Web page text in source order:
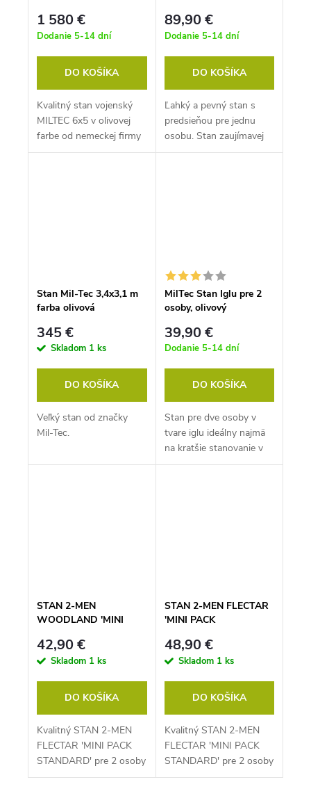
1 580 €
Dodanie 5-14 dní
DO KOŠÍKA
Kvalitný stan vojenský
MILTEC 6x5 v olivovej
farbe od nemeckej firmy
MILTEC.
89,90 €
Dodanie 5-14 dní
DO KOŠÍKA
Ľahký a pevný stan s
predsieňou pre jednu
osobu. Stan zaujímavej
konštrukcie s celkovou
Stan Mil-Tec 3,4x3,1 m
farba olivová
345 €
Skladom 1 ks
DO KOŠÍKA
Veľký stan od značky
Mil-Tec.
MilTec Stan Iglu pre 2
osoby, olivový
39,90 €
Dodanie 5-14 dní
DO KOŠÍKA
Stan pre dve osoby v
tvare iglu ideálny najmä
na kratšie stanovanie v
prírode prípadne na
STAN 2-MEN
WOODLAND ′MINI
42,90 €
Skladom 1 ks
DO KOŠÍKA
Kvalitný STAN 2-MEN
FLECTAR ′MINI PACK
STANDARD′ pre 2 osoby
od nemeckej
STAN 2-MEN FLECTAR
′MINI PACK
48,90 €
Skladom 1 ks
DO KOŠÍKA
Kvalitný STAN 2-MEN
FLECTAR ′MINI PACK
STANDARD′ pre 2 osoby
od nemeckej